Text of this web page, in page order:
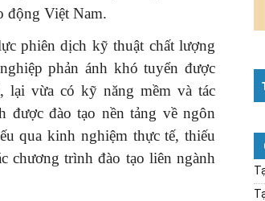
động Việt Nam.
phiên dịch kỹ thuật chất lượng
phản ánh khó tuyển được
lại vừa có kỹ năng mềm và tác
được đào tạo nền tảng về ngôn
qua kinh nghiệm thực tế, thiếu
chương trình đào tạo liên ngành